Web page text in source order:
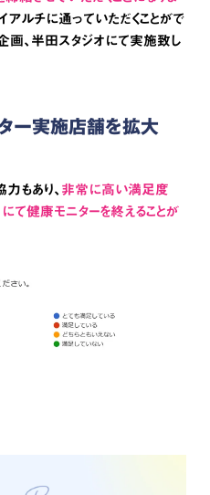
アルチに通っていただくことがで
画、半田スタジオにて実施致し
ー実施店舗を拡大
もあり、 非常に高い満足度
にて健康モニターを終えることが